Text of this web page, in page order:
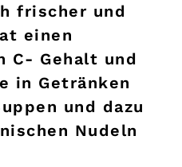
frischer und
einen
C- Gehalt und
in Getränken
und dazu
Nudeln